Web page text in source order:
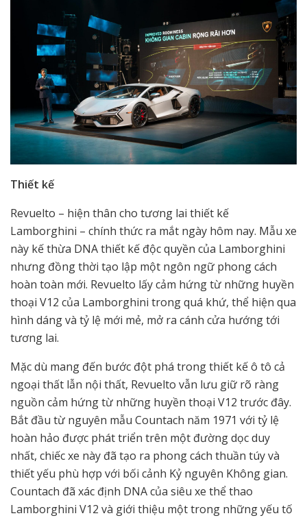
Thiết kế
Revuelto – hiện thân cho tương lai thiết kế
Lamborghini – chính thức ra mắt ngày hôm nay. Mẫu xe
này kế thừa DNA thiết kế độc quyền của Lamborghini
nhưng đồng thời tạo lập một ngôn ngữ phong cách
hoàn toàn mới. Revuelto lấy cảm hứng từ những huyền
thoại V12 của Lamborghini trong quá khứ, thể hiện qua
hình dáng và tỷ lệ mới mẻ, mở ra cánh cửa hướng tới
tương lai.
Mặc dù mang đến bước đột phá trong thiết kế ô tô cả
ngoại thất lẫn nội thất, Revuelto vẫn lưu giữ rõ ràng
nguồn cảm hứng từ những huyền thoại V12 trước đây.
Bắt đầu từ nguyên mẫu Countach năm 1971 với tỷ lệ
hoàn hảo được phát triển trên một đường dọc duy
nhất, chiếc xe này đã tạo ra phong cách thuần túy và
thiết yếu phù hợp với bối cảnh Kỷ nguyên Không gian.
Countach đã xác định DNA của siêu xe thể thao
Lamborghini V12 và giới thiệu một trong những yếu tố